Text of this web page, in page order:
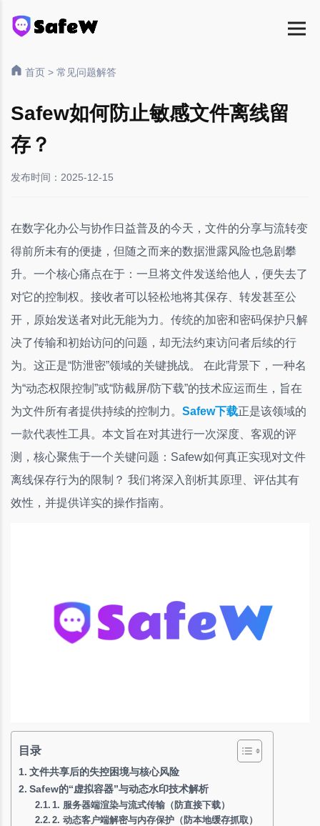
首页 > 常见问题解答
Safew如何防止敏感文件离线留
存？
发布时间：2025-12-15
在数字化办公与协作日益普及的今天，文件的分享与流转变
得前所未有的便捷，但随之而来的数据泄露风险也急剧攀
升。一个核心痛点在于：一旦将文件发送给他人，便失去了
对它的控制权。接收者可以轻松地将其保存、转发甚至公
开，原始发送者对此无能为力。传统的加密和密码保护只解
决了传输和初始访问的问题，却无法约束访问者后续的行
为。这正是“防泄密”领域的关键挑战。 在此背景下，一种名
为“动态权限控制”或“防截屏/防下载”的技术应运而生，旨在
为文件所有者提供持续的控制力。 Safew下载正是该领域的
一款代表性工具。本文旨在对其进行一次深度、客观的评
测，核心聚焦于一个关键问题：Safew如何真正实现对文件
离线保存行为的限制？ 我们将深入剖析其原理、评估其有
效性，并提供详实的操作指南。
目录
文件共享后的失控困境与核心风险
Safew的“虚拟容器”与动态水印技术解析
1. 服务器端渲染与流式传输（防直接下载）
2. 动态客户端解密与内存保护（防本地缓存抓取）